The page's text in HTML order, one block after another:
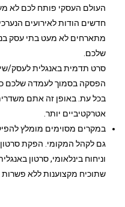
העולם העסקי פותח לכם לא
חדשים הודות לאירועים
מתארחים לא מעט בתי עסק
שלכם.
סרט תדמית באנגלית לעסק/
הפסקה בסמוך לעמדה שלכם
בכל עת. באופן זה אתם
אטרקטיביים יותר.
במקרים מסוימים מומלץ
גם לקהל המקומי. הפקת
וניחוח בינלאומי, סרטון
שתוכיח מקצוענות ללא פשרות